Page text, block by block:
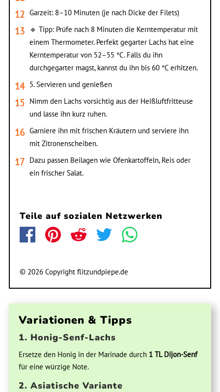
Garzeit: 8–10 Minuten (je nach Dicke der Filets)
🔹 Tipp: Prüfe nach 8 Minuten die Kerntemperatur mit
einem Thermometer. Perfekt gegarter Lachs hat eine
Kerntemperatur von 52–55 °C. Falls du ihn
durchgegarter magst, kannst du ihn bis 60 °C erhitzen.
5. Servieren und genießen
Nimm den Lachs vorsichtig aus der Heißluftfritteuse
und lasse ihn kurz ruhen.
Garniere ihn mit frischen Kräutern und serviere ihn
mit Zitronenscheiben.
Dazu passen Beilagen wie Ofenkartoffeln, Reis oder
ein frischer Salat.
Teile auf sozialen Netzwerken
© 2026 Copyright flitzundpiepe.de
Variationen & Tipps
1. Honig-Senf-Lachs
Ersetze den Honig in der Marinade durch 1 TL Dijon-Senf
für eine würzige Note.
2. Asiatische Variante